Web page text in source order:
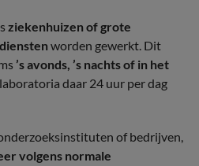
ziekenhuizen of grote
diensten worden gewerkt. Dit
’s avonds, ’s nachts of in het
daar 24 uur per dag
of bedrijven,
volgens normale